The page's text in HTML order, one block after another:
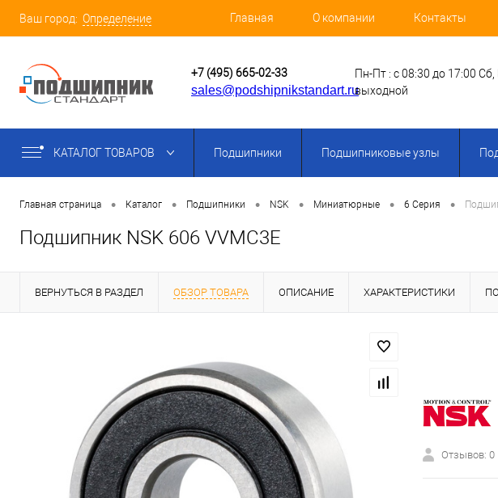
Ваш город: Определение Главная О компании Контакты
+7 (495) 665-02-33
sales@podshipnikstandart.ru
Пн-Пт : с 08:30 до 17:00 Сб,
выходной
КАТАЛОГ ТОВАРОВ Подшипники Подшипниковые узлы
Главная страница • Каталог • Подшипники • NSK • Миниатюрные • 6 Серия •
Подшипник NSK 606 VVMC3E
ВЕРНУТЬСЯ В РАЗДЕЛ ОБЗОР ТОВАРА ОПИСАНИЕ ХАРАКТЕРИСТИКИ
Отзывов: 0